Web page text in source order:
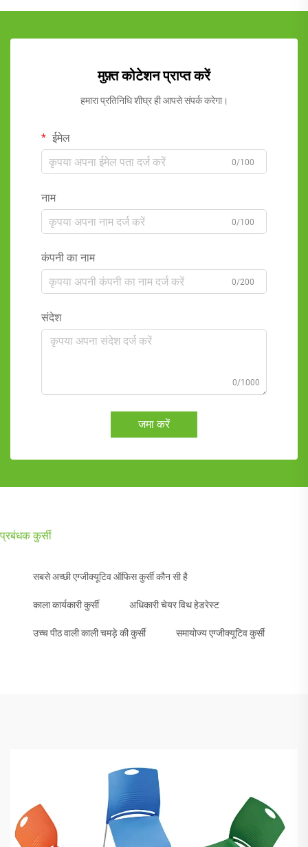
मुफ़्त कोटेशन प्राप्त करें
हमारा प्रतिनिधि शीघ्र ही आपसे संपर्क करेगा।
ईमेल
0/100
नाम
0/100
कंपनी का नाम
0/200
संदेश
0/1000
जमा करें
प्रबंधक कुर्सी
सबसे अच्छी एग्जीक्यूटिव ऑफिस कुर्सी कौन सी है
काला कार्यकारी कुर्सी अधिकारी चेयर विथ हेडरेस्ट
उच्च पीठ वाली काली चमड़े की कुर्सी समायोज्य एग्जीक्यूटिव कुर्सी